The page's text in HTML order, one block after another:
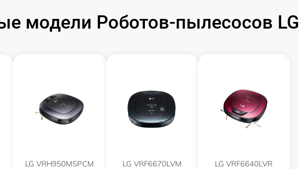
модели Роботов-пылесосов LG
LG VRH950MSPCM LG VRF6670LVM LG VRF6640LVR